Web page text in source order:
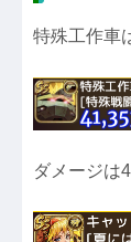
特殊工作車
ダメージは